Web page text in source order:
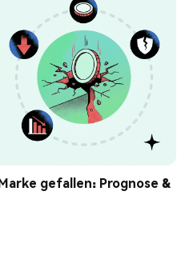
gefallen: Prognose &